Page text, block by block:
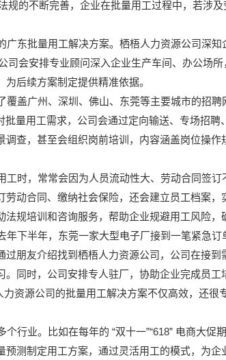
的不断完善，企业在批量用工过程中，若涉及
东批量用工解决方案。栖梧人力资源公司深知
会安排专业顾问深入企业生产车间、办公场所
后续方案制定提供精准依据。
盖广州、深圳、佛山、东莞等主要城市的招聘
批量用工需求，公司会通过定向输送、专场招聘
查，甚至会组织岗前培训，内容涵盖岗位操作
时，常常会因为人员流动性大、劳动合同签订
动合同、缴纳社会保险，还会建立员工档案
规培训和咨询服务，帮助企业规避用工风险，
下半年，东莞一家大型电子厂接到一笔紧急订
朋友介绍找到栖梧人力资源公司，公司在接
同时，公司安排专人驻厂，协助企业完成员工
力资源公司的批量用工解决方案不仅高效，还很
个行业。比如在每年的 “双十一”“618” 电商大促
测制定用工方案，通过灵活用工的模式，为